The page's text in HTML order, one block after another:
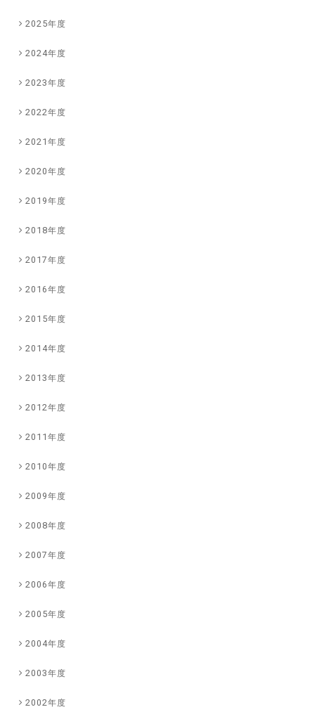
2025年度
2024年度
2023年度
2022年度
2021年度
2020年度
2019年度
2018年度
2017年度
2016年度
2015年度
2014年度
2013年度
2012年度
2011年度
2010年度
2009年度
2008年度
2007年度
2006年度
2005年度
2004年度
2003年度
2002年度